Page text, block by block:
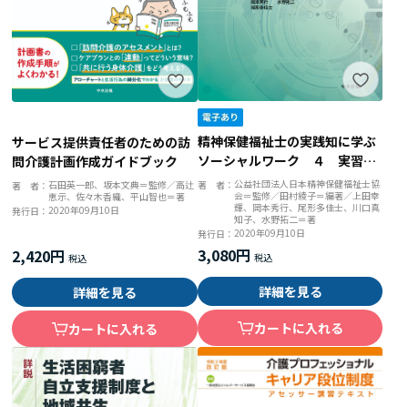
サービス提供責任者のための訪
問介護計画作成ガイドブック
著 者： 石田英一郎、坂本文典＝監修／高辻
恵示、佐々木香織、平山智也＝著
発行日：2020年09月10日
2,420円
詳細を見る
カートに入れる
精神保健福祉士の実践知に学ぶ
ソーシャルワーク ４ 実習指
導とスーパービジョンにおける
思考過程
著 者： 公益社団法人日本精神保健福祉士協
会＝監修／田村綾子＝編著／上田幸
輝、岡本秀行、尾形多佳士、川口真
知子、水野拓二＝著
発行日： 2020年09月10日
3,080円
詳細を見る
カートに入れる